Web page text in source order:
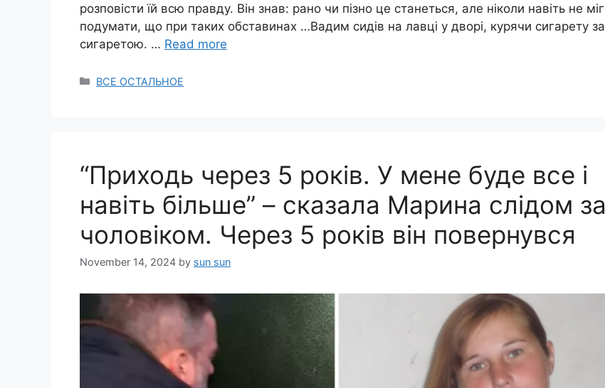
розповісти їй всю правду. Він знав: рано чи пізно це станеться, але ніколи навіть не міг
подумати, що при таких обставинах …Вадим сидів на лавці у дворі, курячи сигарету за
сигаретою. … Read more
Categories
ВСЕ ОСТАЛЬНОЕ
“Приходь через 5 років. У мене буде все і
навіть більше” – сказала Марина слідом за
чоловіком. Через 5 років він повернувся
November 14, 2024 by sun sun